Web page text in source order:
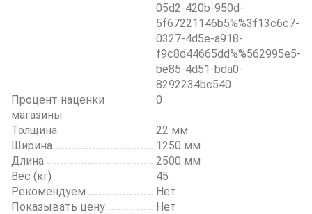
05d2-420b-950d-
5f67221146b5%%3f13c6c7-
0327-4d5e-a918-
f9c8d44665dd%%562995e5-
be85-4d51-bda0-
8292234bc540
Процент наценки
магазины
0
Толщина
22 мм
Ширина
1250 мм
Длина
2500 мм
Вес (кг)
45
Рекомендуем
Нет
Показывать цену
Нет